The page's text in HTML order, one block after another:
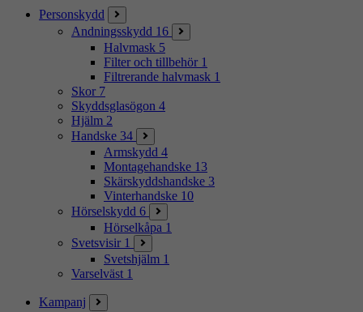
Personskydd
Andningsskydd 16
Halvmask 5
Filter och tillbehör 1
Filtrerande halvmask 1
Skor 7
Skyddsglasögon 4
Hjälm 2
Handske 34
Armskydd 4
Montagehandske 13
Skärskyddshandske 3
Vinterhandske 10
Hörselskydd 6
Hörselkåpa 1
Svetsvisir 1
Svetshjälm 1
Varselväst 1
Kampanj